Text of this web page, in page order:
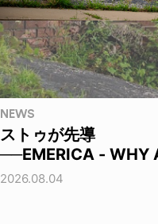
NEWS
ストゥが先導
──EMERICA - WHY
2026.08.04